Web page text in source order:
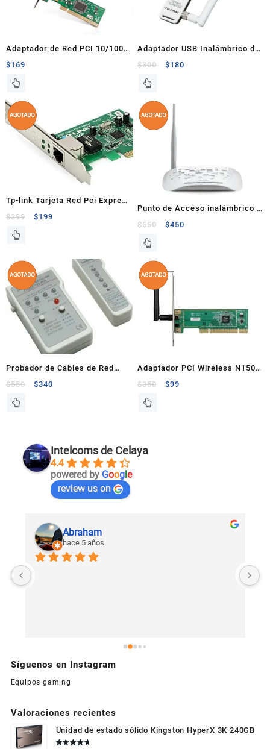
Adaptador de Red PCI 10/100
Mbps TF-3200 Tp-Link
$169
Adaptador USB Inalámbrico de
Alta Ganancia 150Mbps
$300 $180
Tp-link Tarjeta Red Pci Express
Gigabit
$399 $199
Punto de Acceso inalámbrico N
de 150Mbps
$550 $450
Probador de Cables de Red
Intellinet
$550 $340
Adaptador PCI Wireless N150
D-Link DWA-525
$350 $99
Intelcoms de Celaya
4.4
powered by Googl e
review us on
Abraham
hace 5 años
Síguenos en Instagram
Equipos gaming
Valoraciones recientes
Unidad de estado sólido Kingston HyperX 3K 240GB